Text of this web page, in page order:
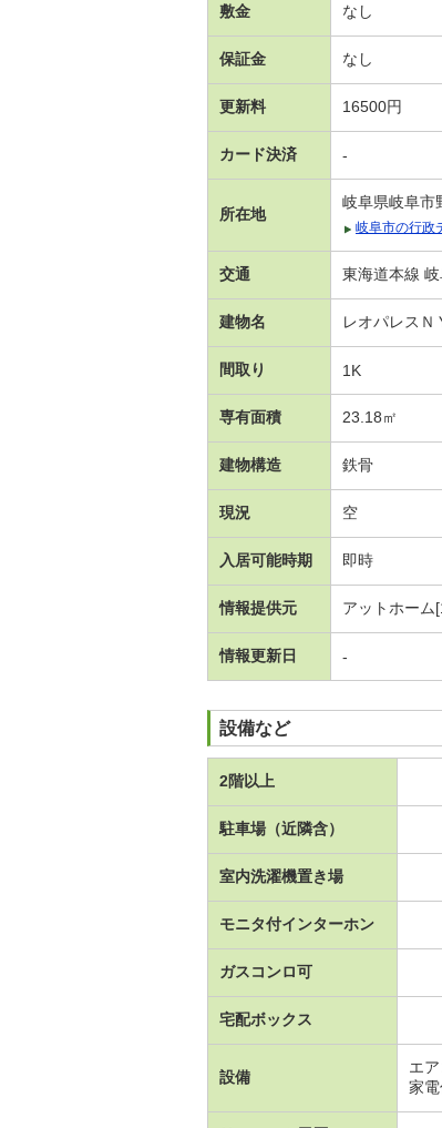
敷金 なし
保証金 なし
更新料 16500円
カード決済 -
所在地
岐阜県岐阜市
岐阜市の行政
交通 東海道本線
建物名 レオパレスＮ
間取り 1K
専有面積 23.18㎡
建物構造 鉄骨
現況 空
入居可能時期 即時
情報提供元 アットホーム
情報更新日 -
設備など
2階以上
駐車場（近隣含）
室内洗濯機置き場
モニタ付インターホン
ガスコンロ可
宅配ボックス
設備
エ
家電